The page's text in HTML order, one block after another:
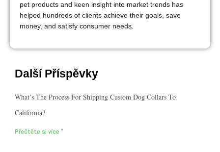
pet products and keen insight into market trends has
helped hundreds of clients achieve their goals, save
money, and satisfy consumer needs.
Další Příspěvky
What’s The Process For Shipping Custom Dog Collars To
California?
Přečtěte si více "